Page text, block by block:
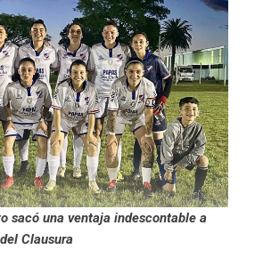
sacó una ventaja indescontable a
Clausura